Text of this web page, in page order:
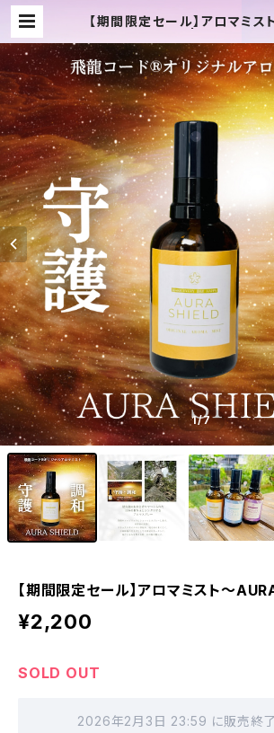
【期間限定セール】アロマミス
1/7
【期間限定セール】アロマミスト～
¥2,200
SOLD OUT
2026年2月3日 23:59 に販売終